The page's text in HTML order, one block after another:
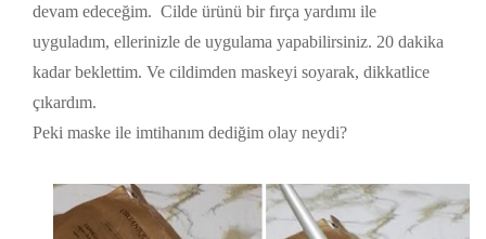
devam edeceğim. Cilde ürünü bir fırça yardımı ile
uyguladım, ellerinizle de uygulama yapabilirsiniz. 20 dakika
kadar beklettim. Ve cildimden maskeyi soyarak, dikkatlice
çıkardım.
Peki maske ile imtihanım dediğim olay neydi?